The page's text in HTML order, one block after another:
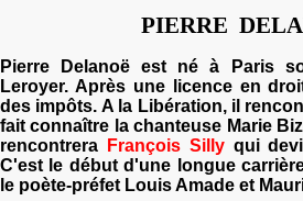
PIERRE
Pierre Delanoë est né à Paris
Leroyer. Après une licence en
des impôts. A la Libération, il
fait connaître la chanteuse Marie
rencontrera
François Sillyqui
C'est le début d'une longue
le poète-préfet Louis Amade et